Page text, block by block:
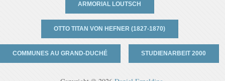
ARMORIAL LOUTSCH
OTTO TITAN VON HEFNER (1827-1870)
COMMUNES AU GRAND-DUCHÉ STUDIENARBEIT 2000